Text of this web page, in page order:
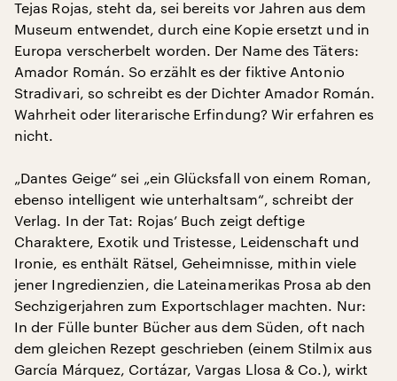
Tejas Rojas, steht da, sei bereits vor Jahren aus dem
Museum entwendet, durch eine Kopie ersetzt und in
Europa verscherbelt worden. Der Name des Täters:
Amador Román. So erzählt es der fiktive Antonio
Stradivari, so schreibt es der Dichter Amador Román.
Wahrheit oder literarische Erfindung? Wir erfahren es
nicht.
„Dantes Geige“ sei „ein Glücksfall von einem Roman,
ebenso intelligent wie unterhaltsam“, schreibt der
Verlag. In der Tat: Rojas’ Buch zeigt deftige
Charaktere, Exotik und Tristesse, Leidenschaft und
Ironie, es enthält Rätsel, Geheimnisse, mithin viele
jener Ingredienzien, die Lateinamerikas Prosa ab den
Sechzigerjahren zum Exportschlager machten. Nur:
In der Fülle bunter Bücher aus dem Süden, oft nach
dem gleichen Rezept geschrieben (einem Stilmix aus
García Márquez, Cortázar, Vargas Llosa & Co.), wirkt